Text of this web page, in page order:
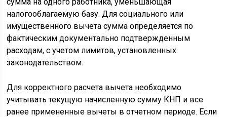
налогооблагаемую базу. Для социального или
имущественного вычета сумма определяется по
фактическим документально подтвержденным
расходам, с учетом лимитов, установленных
законодательством.
Для корректного расчета вычета необходимо
учитывать текущую начисленную сумму КНП и все
ранее примененные вычеты в отчетном периоде. Если